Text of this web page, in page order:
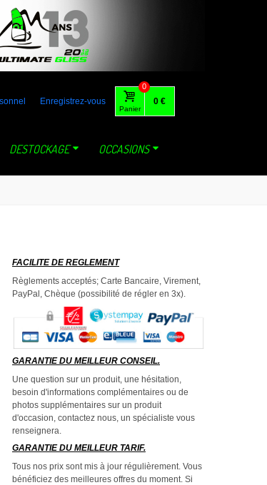
Enregistrez-vous
Panier
0
0 €
DESTOCKAGE OCCASIONS
FACILITE DE REGLEMENT
Règlements acceptés; Carte Bancaire, Virement,
PayPal, Chèque (possibilité de régler en 3x).
GARANTIE DU MEILLEUR CONSEIL.
Une question sur un produit, une hésitation,
besoin d'informations complémentaires ou de
photos supplémentaires sur un produit
d'occasion, contactez nous, un spécialiste vous
renseignera.
GARANTIE DU MEILLEUR TARIF.
Tous nos prix sont mis à jour régulièrement. Vous
bénéficiez des meilleures offres du moment. Si